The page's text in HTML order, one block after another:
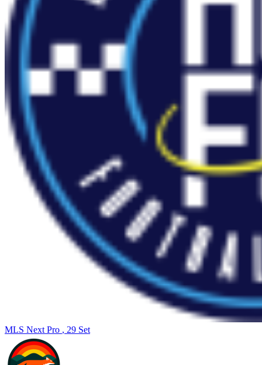
MLS Next Pro , 29 Set